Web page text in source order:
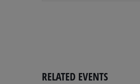
RELATED EVENTS